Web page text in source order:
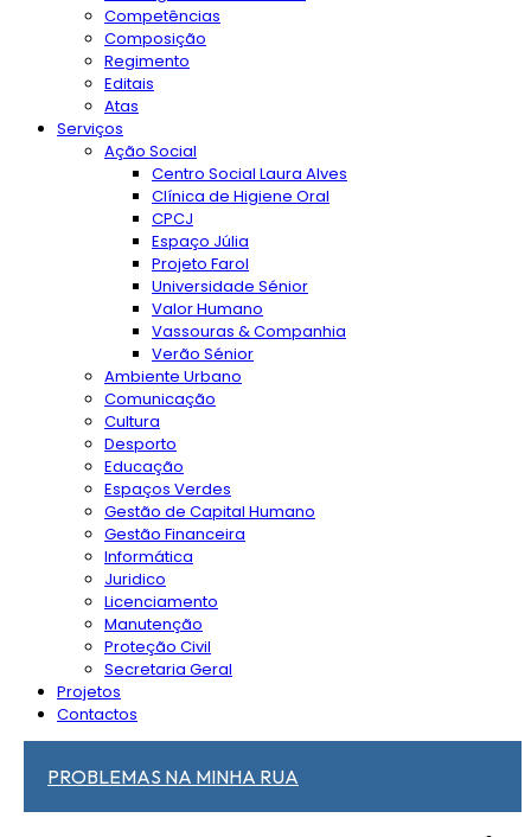
Competências
Composição
Regimento
Editais
Atas
Serviços
Ação Social
Centro Social Laura Alves
Clínica de Higiene Oral
CPCJ
Espaço Júlia
Projeto Farol
Universidade Sénior
Valor Humano
Vassouras & Companhia
Verão Sénior
Ambiente Urbano
Comunicação
Cultura
Desporto
Educação
Espaços Verdes
Gestão de Capital Humano
Gestão Financeira
Informática
Juridico
Licenciamento
Manutenção
Proteção Civil
Secretaria Geral
Projetos
Contactos
PROBLEMAS NA MINHA RUA